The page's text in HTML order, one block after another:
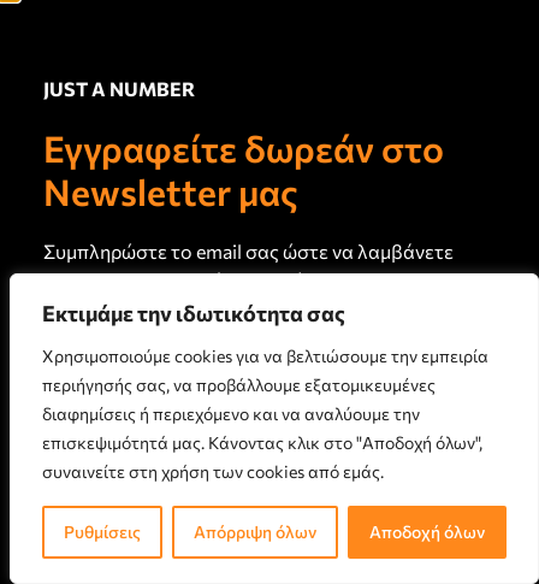
Εκτιμάμε την ιδωτικότητα σας
Χρησιμοποιούμε cookies για να βελτιώσουμε την εμπειρία
περιήγησής σας, να προβάλλουμε εξατομικευμένες
διαφημίσεις ή περιεχόμενο και να αναλύουμε την
επισκεψιμότητά μας. Κάνοντας κλικ στο "Αποδοχή όλων",
συναινείτε στη χρήση των cookies από εμάς.
Ρυθμίσεις Απόρριψη όλων Αποδοχή όλων
Άρθρα Τρέχοντος Τεύχους
THE SENIOR WEBMAG
Iδρύθηκε το 2023 από τη Νίκη Ψαραύτη-
Πληροφορίες Κατηγορίες
Ιστορίες
Υποστήριξη
Ψυχαγωγία, Τέχνες,
Πολιτισμός
Ευεξία, Υγεία, Αντιγήρανση
Σύνδεσμοι Newsletter
JUST A NUMBER
Εγγραφείτε δωρεάν στο
Newsletter μας
Συμπληρώστε το email σας ώστε να λαμβάνετε
το newsletter μας κάθε 15 ημέρες
ΕΓΓΡΑΦΗ